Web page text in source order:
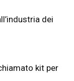
dei
kit per